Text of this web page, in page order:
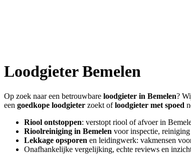
LoodgieterBemelen
Op zoek naar een betrouwbare loodgieter in Bemelen?
een goedkope loodgieter zoekt ofloodgieter met spoed
Riool ontstoppen: verstopt riool of afvoer in
Rioolreiniging in Bemelen voor inspectie,
Lekkage opsporen en leidingwerk: vakmensen
Onafhankelijke vergelijking, echte reviews en